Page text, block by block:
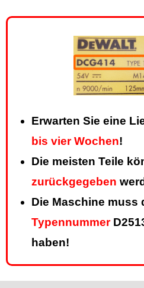
Erwarten Sie eine
bis vier Wochen!
Die meisten Teile
zurückgegeben
Die Maschine muss
Typennummer
haben!